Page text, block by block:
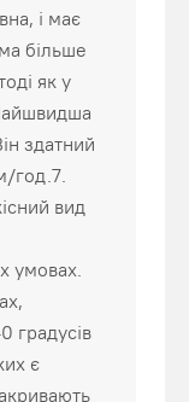
і має
більше
як у
здатний
год.7.
вид
умовах.
градусів
є